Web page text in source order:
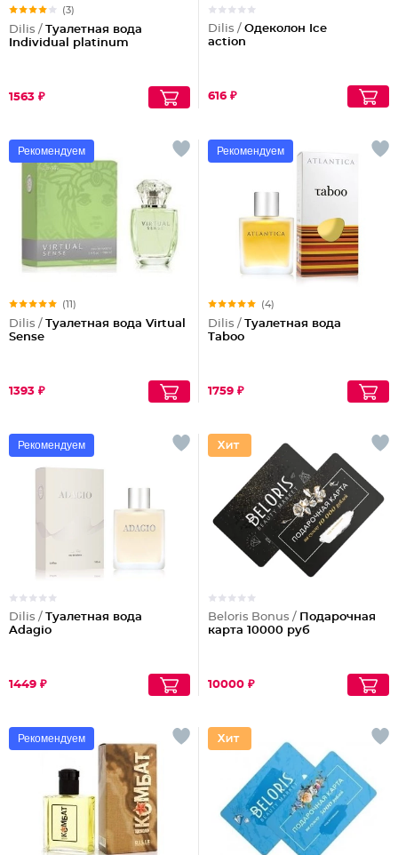
(3)
Dilis / Туалетная вода
Individual platinum
1563 ₽
Dilis / Одеколон Ice
action
616 ₽
Рекомендуем
(11)
Dilis / Туалетная вода Virtual
Sense
1393 ₽
Рекомендуем
(4)
Dilis / Туалетная вода
Taboo
1759 ₽
Рекомендуем
Dilis / Туалетная вода
Adagio
1449 ₽
Beloris Bonus / Подарочная
карта 10000 руб
10000 ₽
Рекомендуем